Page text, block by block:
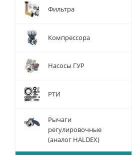
Фильтра
Компрессора
Насосы ГУР
РТИ
Рычаги
регулировочные
(аналог HALDEX)